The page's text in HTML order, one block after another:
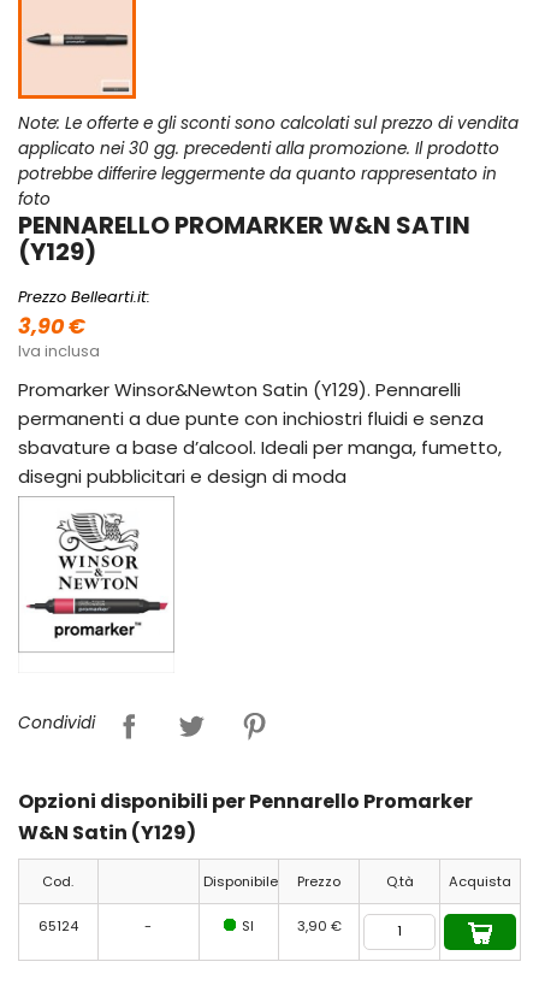
Note: Le offerte e gli sconti sono calcolati sul prezzo di vendita
applicato nei 30 gg. precedenti alla promozione. Il prodotto
potrebbe differire leggermente da quanto rappresentato in
foto
PENNARELLO PROMARKER W&N SATIN
(Y129)
Prezzo Bellearti.it:
3,90 €
Iva inclusa
Promarker Winsor&Newton Satin (Y129). Pennarelli
permanenti a due punte con inchiostri fluidi e senza
sbavature a base d’alcool. Ideali per manga, fumetto,
disegni pubblicitari e design di moda
Condividi
Opzioni disponibili per Pennarello Promarker
W&N Satin (Y129)
Cod. Disponibile Prezzo Q.tà Acquista
65124 - SI 3,90 €